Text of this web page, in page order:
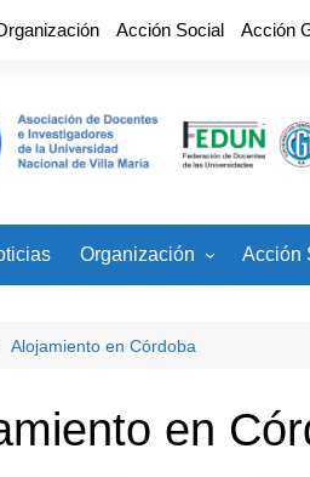
Acción Social Acción
Organización
Autoridades
Acción
Alojamiento en Córdoba
en